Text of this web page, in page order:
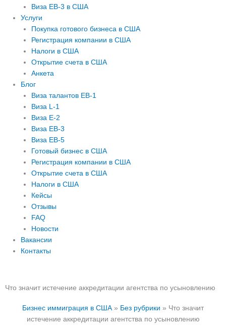
Виза EB-3 в США
Услуги
Покупка готового бизнеса в США
Регистрация компании в США
Налоги в США
Открытие счета в США
Анкета
Блог
Виза талантов EB-1
Виза L-1
Виза E-2
Виза EB-3
Виза EB-5
Готовый бизнес в США
Регистрация компании в США
Открытие счета в США
Налоги в США
Кейсы
Отзывы
FAQ
Новости
Вакансии
Контакты
Что значит истечение аккредитации агентства по усыновлению
Бизнес иммиграция в США» Без рубрики » Что значит
истечение аккредитации агентства по усыновлению